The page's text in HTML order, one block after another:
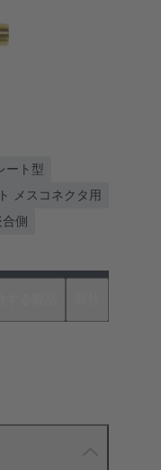
ート型
メスコネクタ用
側